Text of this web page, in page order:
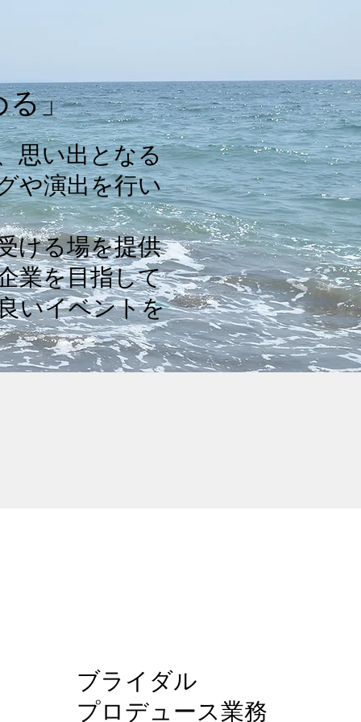
る」
思い出となる
や演出を行い
ける場を提供
業を目指して
いイベントを
​ブライダル
プロデュース業務